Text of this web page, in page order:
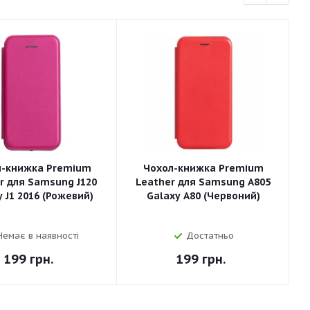
книжка Premium
для Samsung J120
J1 2016 (Рожевий)
в наявності
199 грн.
Чохол-книжка Premium
Leather для Samsung A805
Galaxy A80 (Червоний)
Достатньо
199 грн.